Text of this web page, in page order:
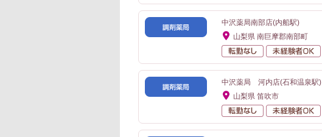
中沢薬局南部店(内船駅)
山梨県 南巨摩郡南部町
転勤なし
中沢薬局 河内店(石和温泉駅)
山梨県 笛吹市
転勤なし